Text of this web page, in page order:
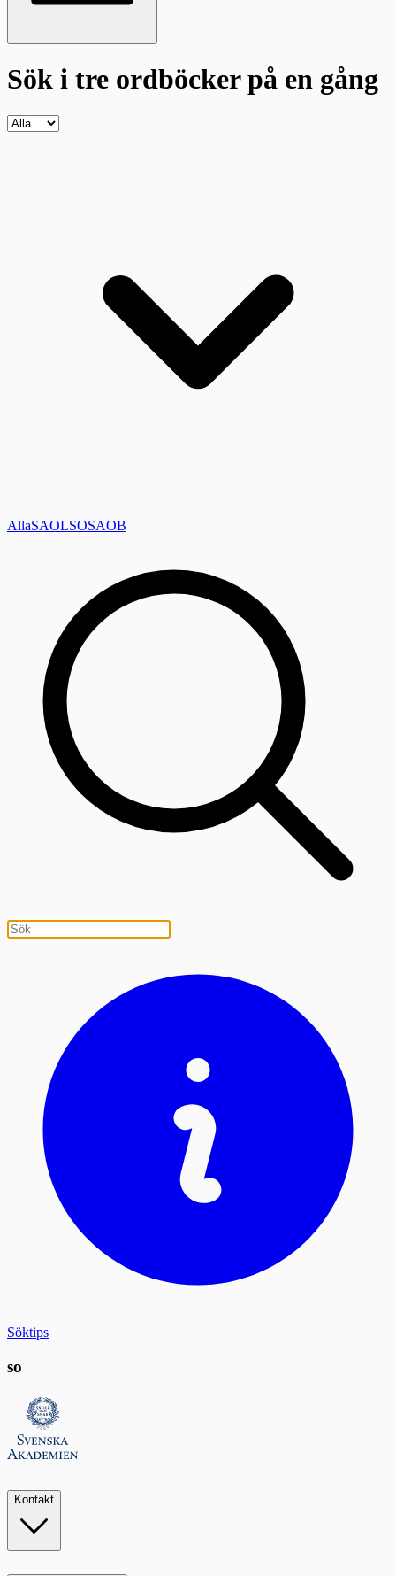
Sök i tre ordböckerpå en gång
AllaSAOLSOSAOB
Söktips
so
Kontakt